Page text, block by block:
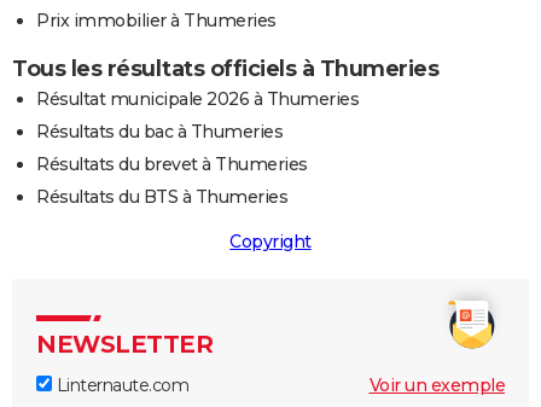
Prix immobilier à Thumeries
Tous les résultats officiels à Thumeries
Résultat municipale 2026 à Thumeries
Résultats du bac à Thumeries
Résultats du brevet à Thumeries
Résultats du BTS à Thumeries
Copyright
NEWSLETTER
Linternaute.com Voir un exemple